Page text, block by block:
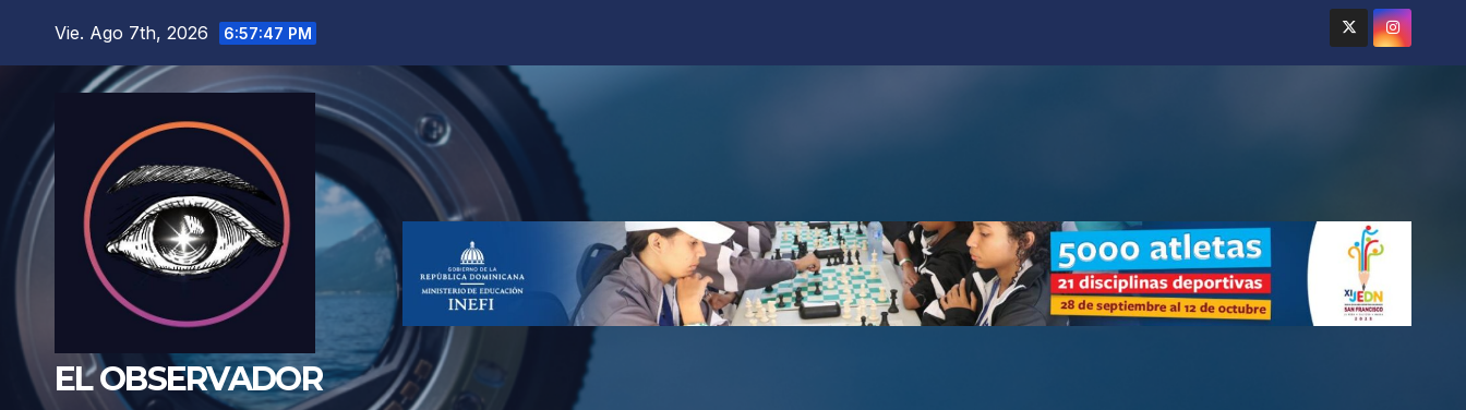
Vie. Ago 7th, 2026 6:57:48 PM
EL OBSERVADOR